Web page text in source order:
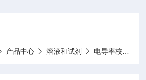
产品中心 溶液和试剂 电导率校准溶液